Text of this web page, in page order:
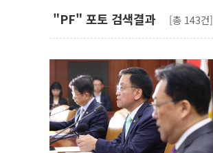
"PF" 포토 검색결과 [총 143건]